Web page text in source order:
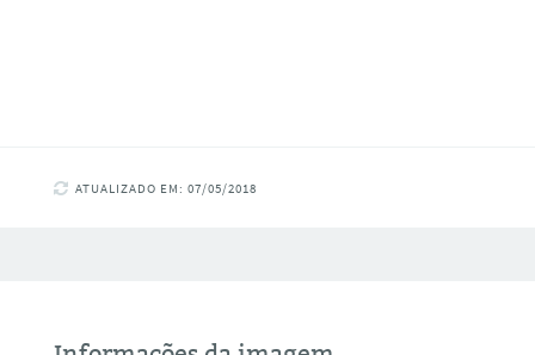
ATUALIZADO EM: 07/05/2018